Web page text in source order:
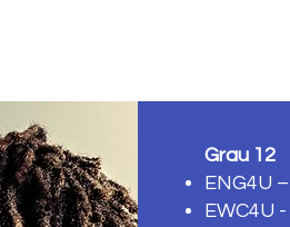
Grau 12
ENG4U
EWC4U